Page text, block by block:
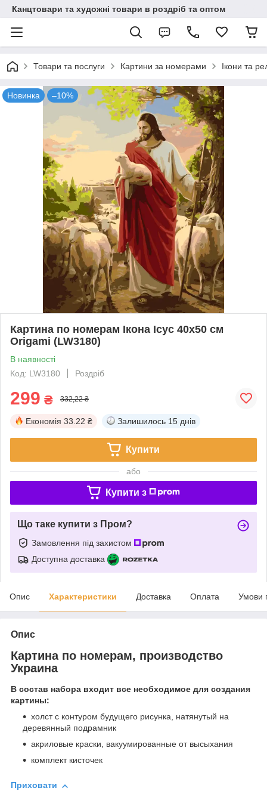
Канцтовари та художні товари в роздріб та оптом
Товари та послуги Картини за номерами Ікони та
Новинка –10%
Картина по номерам Ікона Ісус 40x50 см
Origamі (LW3180)
В наявності
Код: LW3180
Роздріб
299 ₴ 332,22 ₴
Економія 33.22 ₴ Залишилось 15 днів
Купити
або
Купити з
Що таке купити з Пром?
Замовлення під захистом
Доступна доставка
Опис Характеристики Доставка Оплата Умови
Опис
Картина по номерам, производство
Украина
В состав набора входит все необходимое для создания
картины:
холст с контуром будущего рисунка, натянутый на
деревянный подрамник
акриловые краски, вакуумированные от высыхания
комплект кисточек
Приховати